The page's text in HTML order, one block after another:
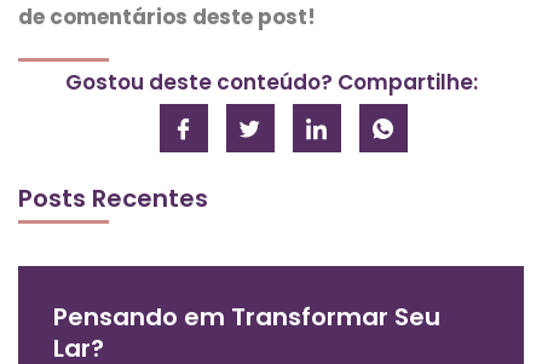
de comentários deste post!
Gostou deste conteúdo? Compartilhe:
Posts Recentes
Pensando em Transformar Seu
Lar?